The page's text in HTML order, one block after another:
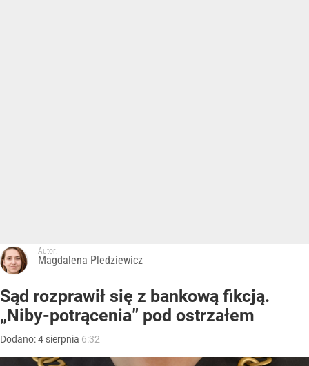
Autor:
Magdalena Pledziewicz
Sąd rozprawił się z bankową fikcją.
„Niby-potrącenia” pod ostrzałem
Dodano:4 sierpnia 6:32